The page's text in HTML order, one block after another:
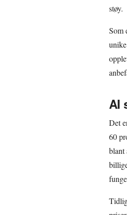
støy.
Som
AI
Det
60
blant